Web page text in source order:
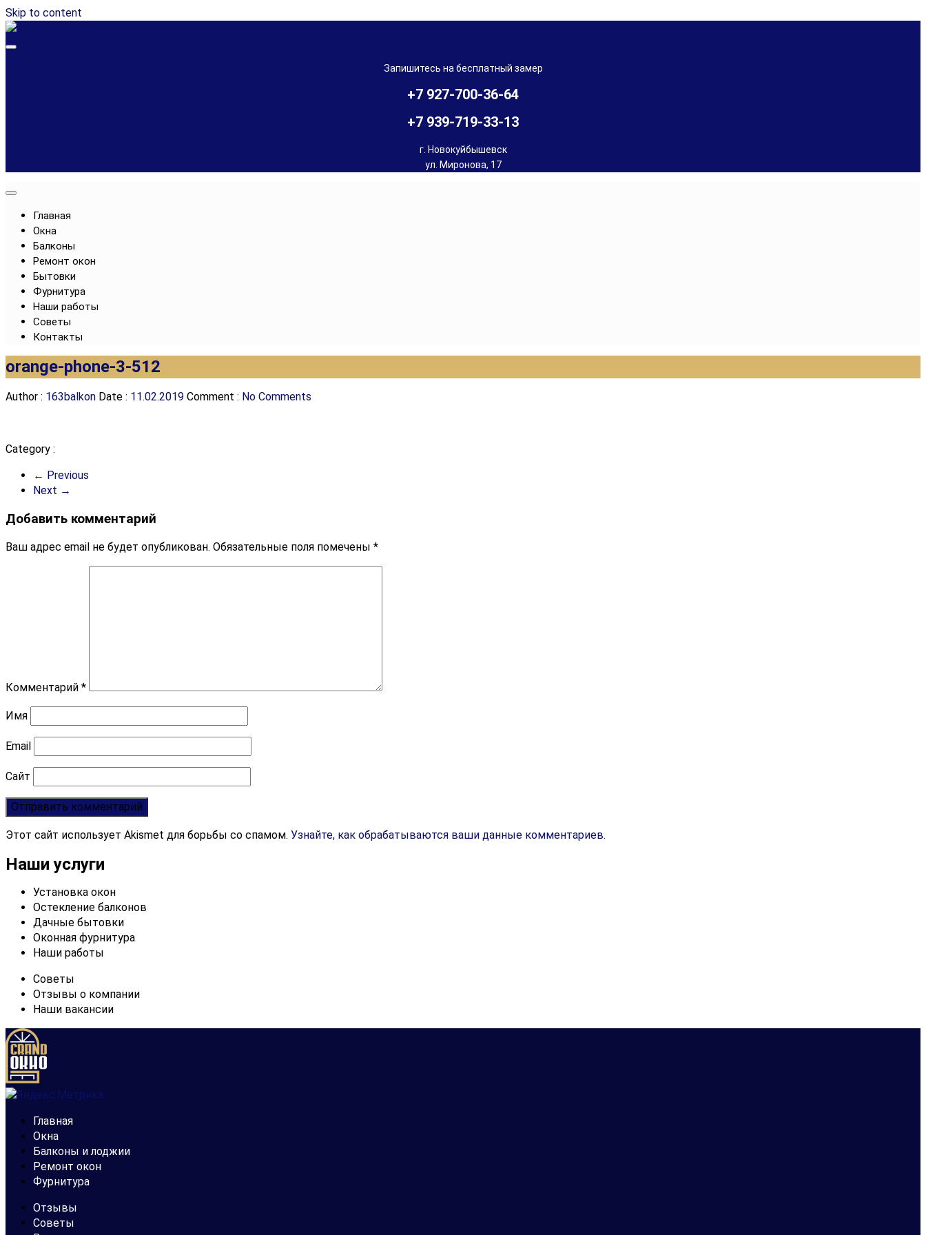
Skip to content
Остекление балконов и лоджий, установка окон в Новокуйбышевске и Чапаевске
Запишитесь на бесплатный замер
+7 927-700-36-64
+7 939-719-33-13
г. Новокуйбышевск
ул. Миронова, 17
Главная
Окна
Балконы
Ремонт окон
Бытовки
Фурнитура
Наши работы
Советы
Контакты
orange-phone-3-512
Author : 163balkon Date : 11.02.2019 Comment : No Comments
Category :
← Previous
Next →
Добавить комментарий
Ваш адрес email не будет опубликован. Обязательные поля помечены *
Комментарий *
Имя
Email
Сайт
Этот сайт использует Akismet для борьбы со спамом. Узнайте, как обрабатываются ваши данные комментариев.
Наши услуги
Установка окон
Остекление балконов
Дачные бытовки
Оконная фурнитура
Наши работы
Советы
Отзывы о компании
Наши вакансии
Главная
Окна
Балконы и лоджии
Ремонт окон
Фурнитура
Отзывы
Советы